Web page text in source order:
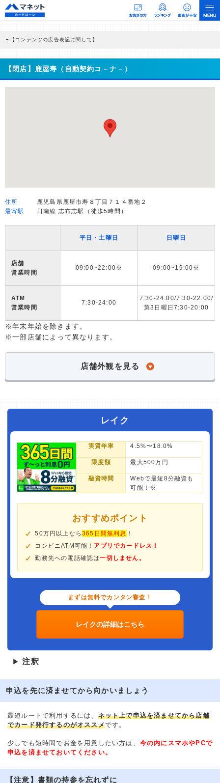
【コンテンツの広告表記に関して】
商品を根拠なくPRするものではなく、当編集部の調査／ユーザーへの口コミ収集な
どに基づき、公平性を担保した情報提供を行っています。
>提携企業一覧
【閉店】鹿屋寿（自動契約コ－ナ－）
住所
鹿児島県鹿屋市寿８丁目７１４番地２
最寄駅
日南線 志布志駅（徒歩5時間）
平日・土曜日 日曜日
店舗
営業時間
09:00~22:00※ 09:00~19:00※
ATM
営業時間
7:30-24:00
7:30-24:00/7:30-22:00/
第3日曜日7:30-20:00
※年末年始を除きます。
※一部店舗によって異なります。
店舗外観を見る
レイク
実質年率 4.5%〜18.0%
限度額 最大500万円
融資時間
Webで最短8分融資も
可能！※
おすすめポイント
50万円以上なら365日間無利息 ！
コンビニATM可能！ アプリでカードレス！
勤務先への電話確認は一切しません。
まずは無料でカンタン審査！
レイクの詳細はこちら
▶ 注釈
申込を先に済ませてから向かいましょう
最短ルートで利用するには、 ネット上で申込を済ませてから店舗
でカード発行するのがオススメです。
少しでも短時間でお金を用意したい方は、 今の内にスマホやPCで
申込を済ませておいてください。
【注意】書類の持参を忘れずに